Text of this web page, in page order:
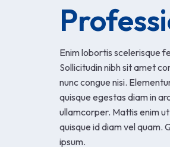
Enim lobortis scelerisque
Sollicitudin nibh sit amet
nunc congue nisi.
quisque egestas diam in
ullamcorper. Mattis enim
quisque id diam vel quam.
ipsum.